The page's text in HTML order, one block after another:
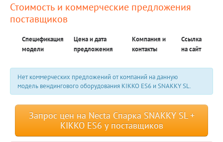
Стоимость и коммерческие предложения
поставщиков
Спецификация
модели
Цена и дата
предложения
Компания и
контакты
Ссылка
на сайт
Нет коммерческих предложений от компаний на данную
модель вендингового оборудования KIKKO ES6 и SNAKKY SL.
Запрос цен на Necta Спарка SNAKKY SL +
KIKKO ES6 у поставщиков